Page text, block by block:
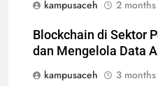
kampusaceh
2
Blockchain di Sektor
dan Mengelola Data
kampusaceh
3